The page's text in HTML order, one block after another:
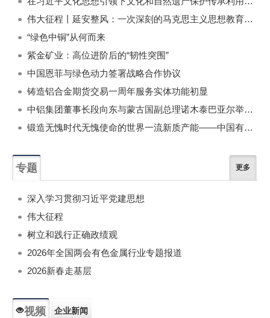
伟大征程丨延安整风：一次深刻的马克思主义思想教育运动
“绿色中铜”从何而来
紫金矿业：高位进阶后的“韧性突围”
中国恩菲与绿色动力签署战略合作协议
铸造铝合金期货交易一周年服务实体功能初显
中铝集团董事长段向东与蒙古国副总理诺木泰巴亚尔举行会谈
锻造无愧时代无愧使命的世界一流新质产能——中国有色金属工业的战略应对与破局之道（二）
专题 更多
深入学习贯彻习近平党建思想
伟大征程
树立和践行正确政绩观
2026年全国两会有色金属行业专题报道
2026新春走基层
视频 企业新闻